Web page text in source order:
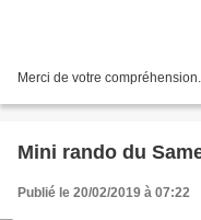
Merci de votre
Mini rando du
Publié le 20/02/2019 à 07:22